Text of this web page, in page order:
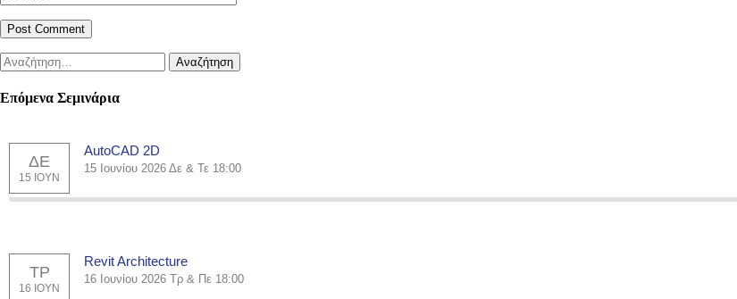
Επόμενα Σεμινάρια
ΔΕ
15 ΙΟΥΝ
AutoCAD 2D
15 Ιουνίου 2026 Δε & Τε 18:00
ΤΡ
16 ΙΟΥΝ
Revit Architecture
16 Ιουνίου 2026 Τρ & Πε 18:00